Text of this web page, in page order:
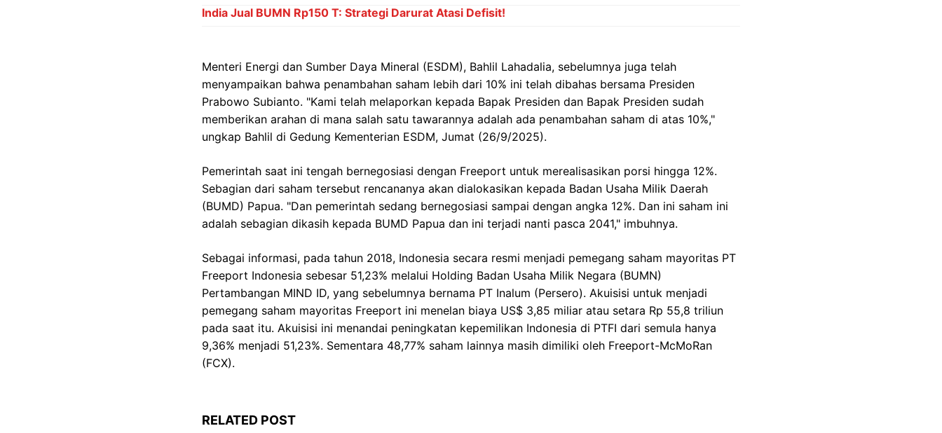
India Jual BUMN Rp150 T: Strategi Darurat Atasi Defisit!
Menteri Energi dan Sumber Daya Mineral (ESDM), Bahlil Lahadalia, sebelumnya juga telah
menyampaikan bahwa penambahan saham lebih dari 10% ini telah dibahas bersama Presiden
Prabowo Subianto. "Kami telah melaporkan kepada Bapak Presiden dan Bapak Presiden sudah
memberikan arahan di mana salah satu tawarannya adalah ada penambahan saham di atas 10%,"
ungkap Bahlil di Gedung Kementerian ESDM, Jumat (26/9/2025).
Pemerintah saat ini tengah bernegosiasi dengan Freeport untuk merealisasikan porsi hingga 12%.
Sebagian dari saham tersebut rencananya akan dialokasikan kepada Badan Usaha Milik Daerah
(BUMD) Papua. "Dan pemerintah sedang bernegosiasi sampai dengan angka 12%. Dan ini saham ini
adalah sebagian dikasih kepada BUMD Papua dan ini terjadi nanti pasca 2041," imbuhnya.
Sebagai informasi, pada tahun 2018, Indonesia secara resmi menjadi pemegang saham mayoritas PT
Freeport Indonesia sebesar 51,23% melalui Holding Badan Usaha Milik Negara (BUMN)
Pertambangan MIND ID, yang sebelumnya bernama PT Inalum (Persero). Akuisisi untuk menjadi
pemegang saham mayoritas Freeport ini menelan biaya US$ 3,85 miliar atau setara Rp 55,8 triliun
pada saat itu. Akuisisi ini menandai peningkatan kepemilikan Indonesia di PTFI dari semula hanya
9,36% menjadi 51,23%. Sementara 48,77% saham lainnya masih dimiliki oleh Freeport-McMoRan
(FCX).
RELATED POST